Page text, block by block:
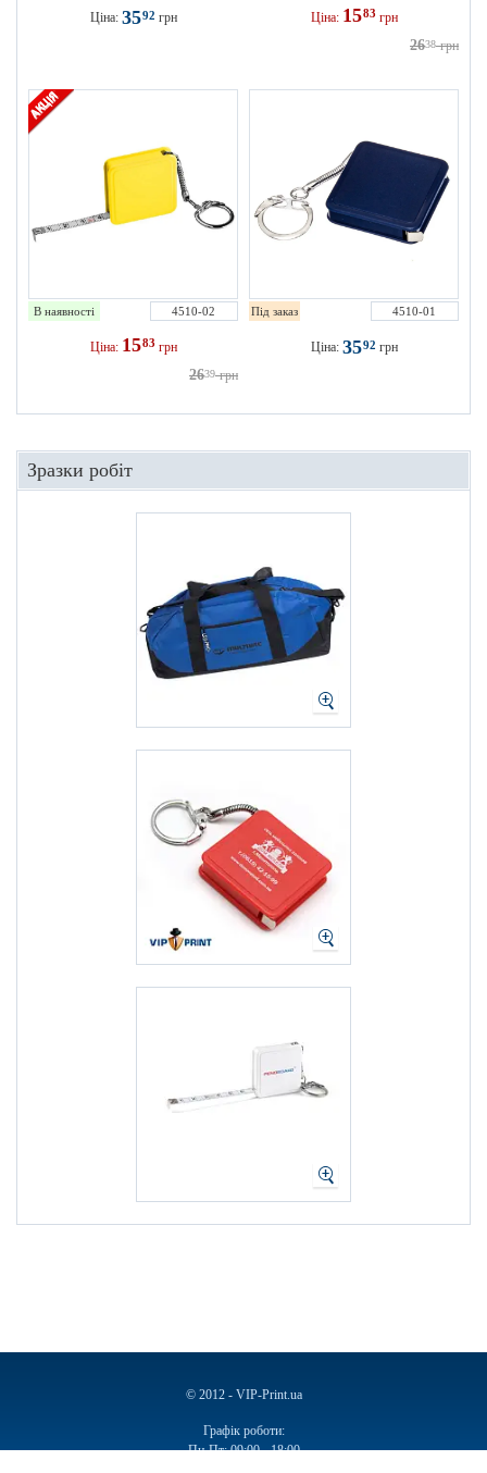
Ціна: 3592 грн Ціна: 1583 грн
2638 грн
В наявності 4510-02
Ціна: 1583 грн
2639 грн
Під заказ 4510-01
Ціна: 3592 грн
Зразки робіт
© 2012 - VIP-Print.ua
Графік роботи:
Пн-Пт: 09:00 - 18:00